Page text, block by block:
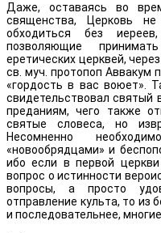
Даже, оставаясь во
священства, Церковь
обходиться без
позволяющие
еретических церквей,
св. муч. протопоп Аввакум
«гордость в вас воюет».
свидетельствовал святый
преданиям, чего также
святые словеса, но
Несомненно
«новообрядцами» и
ибо если в первой
вопрос о истинности
вопросы, а просто
отправление культа, то из
и последовательнее,